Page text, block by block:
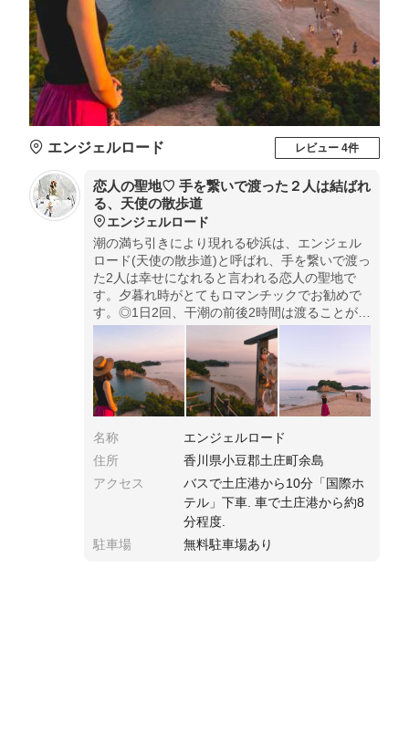
エンジェルロード レビュー 4件
恋人の聖地♡ 手を繋いで渡った２人は結ばれ
る、天使の散歩道
エンジェルロード
潮の満ち引きにより現れる砂浜は、エンジェル
ロード(天使の散歩道)と呼ばれ、手を繋いで渡っ
た2人は幸せになれると言われる恋人の聖地で
す。夕暮れ時がとてもロマンチックでお勧めで
す。◎1日2回、干潮の前後2時間は渡ることがで
きます。干潮時刻をチェックしてから訪れまし
名称
エンジェルロード
住所
香川県小豆郡土庄町余島
アクセス
バスで土庄港から10分「国際ホ
テル」下車. 車で土庄港から約8
分程度.
駐車場
無料駐車場あり